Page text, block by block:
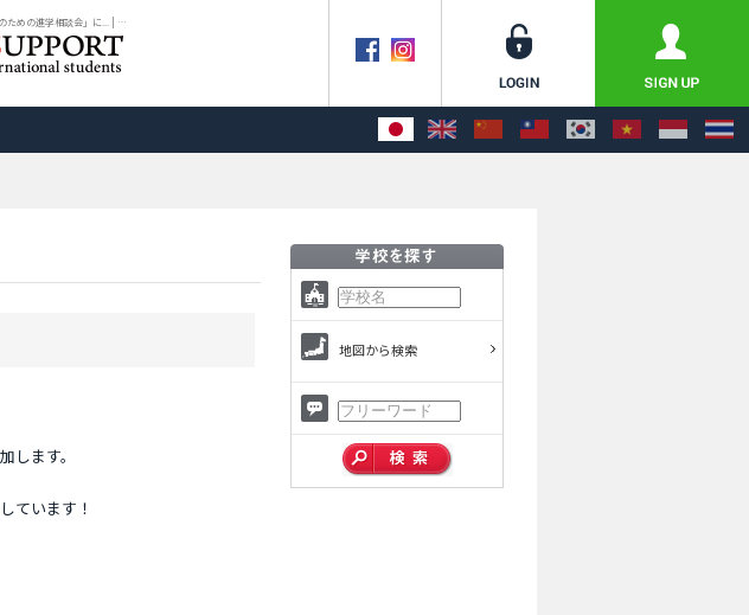
武蔵野大学 グローバル ■武蔵野大学は「外国人学生のための進学相談会」に... | ニ...
ます。
ています！
地図から検索